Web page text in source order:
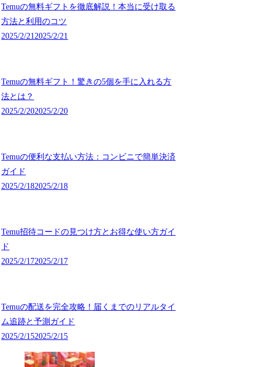
Temuの無料ギフトを徹底解説！本当に受け取る
方法と利用のコツ
2025/2/21 2025/2/21
Temuの無料ギフト！驚きの5個を手に入れる方
法とは？
2025/2/202025/2/20
Temuの便利な支払い方法：コンビニで簡単決済
ガイド
2025/2/182025/2/18
Temu招待コードの見つけ方とお得な使い方ガイ
ド
2025/2/172025/2/17
Temuの配送を完全攻略！届くまでのリアルタイ
ム追跡と予測ガイド
2025/2/152025/2/15